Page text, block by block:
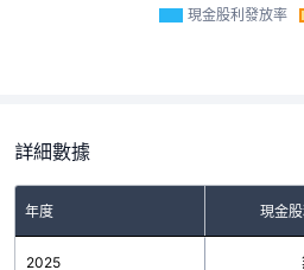
現金股利發放率
詳細數據
年度 現金股
2025